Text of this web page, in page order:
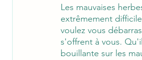
Les mauvaises
extrêmement
voulez vous
s'offrent à vous.
bouillante sur les